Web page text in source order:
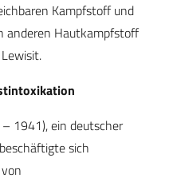
Kampfstoff und
anderen Hautkampfstoff
1941), ein deutscher
sich